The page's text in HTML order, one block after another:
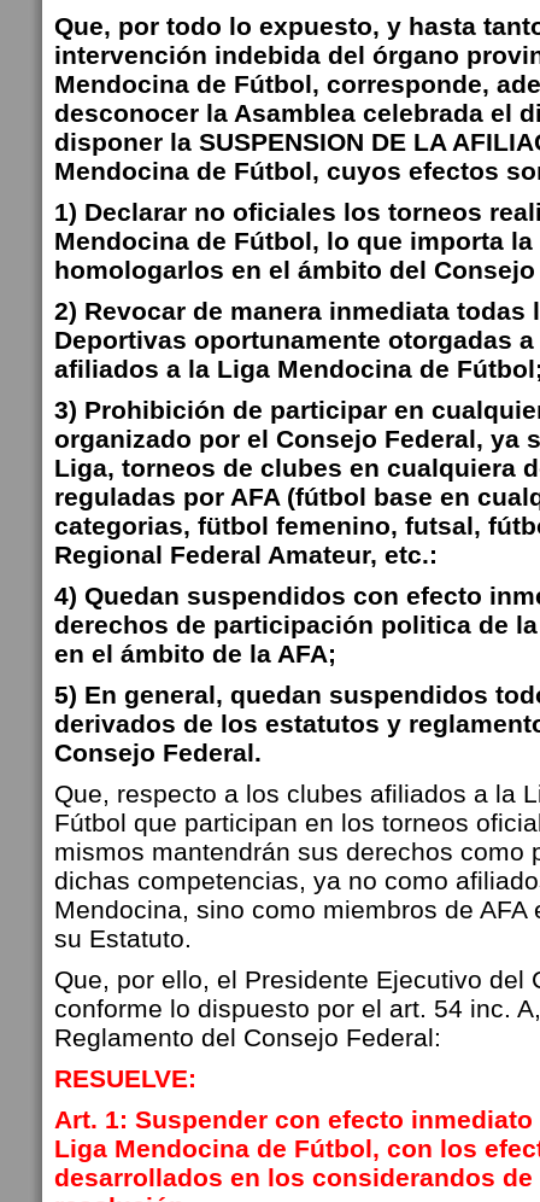
Que, por todo lo expuesto, y hasta
intervención indebida del órgano
Mendocina de Fútbol, corresponde,
desconocer la Asamblea celebrada el
disponer la SUSPENSION DE LA
Mendocina de Fútbol, cuyos efectos
1) Declarar no oficiales los torneos
Mendocina de Fútbol, lo que importa
homologarlos en el ámbito del
2) Revocar de manera inmediata todas
Deportivas oportunamente otorgadas
afiliados a la Liga Mendocina de
3) Prohibición de participar en
organizado por el Consejo Federal, ya
Liga, torneos de clubes en cualquiera
reguladas por AFA (fútbol base en
categorias, fütbol femenino, futsal,
Regional Federal Amateur, etc.:
4) Quedan suspendidos con efecto
derechos de participación politica de
en el ámbito de la AFA;
5) En general, quedan suspendidos
derivados de los estatutos y
Consejo Federal.
Que, respecto a los clubes afiliados a la
Fútbol que participan en los torneos
mismos mantendrán sus derechos como
dichas competencias, ya no como
Mendocina, sino como miembros de AFA
su Estatuto.
Que, por ello, el Presidente Ejecutivo del
conforme lo dispuesto por el art. 54 inc.
Reglamento del Consejo Federal:
RESUELVE:
Art. 1: Suspender con efecto
Liga Mendocina de Fútbol, con los
desarrollados en los considerandos de